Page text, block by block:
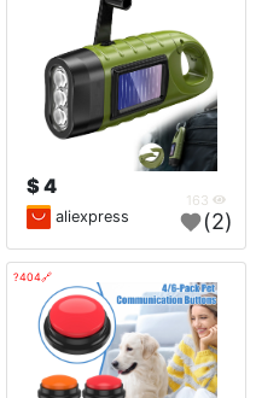
4 $
aliexpress (2)
🔗404?